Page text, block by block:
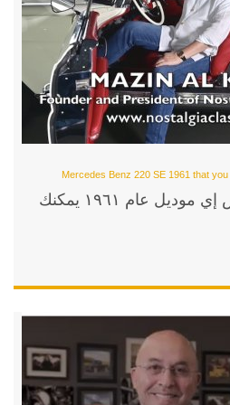
إس إي موديل عام ١٩٦١ يمكنك